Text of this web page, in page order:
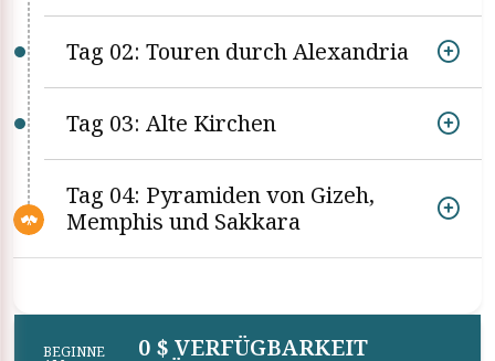
Tag 02: Touren durch Alexandria
Tag 03: Alte Kirchen
Tag 04: Pyramiden von Gizeh,
Memphis und Sakkara
BEGINNE 0 $ VERFÜGBARKEIT